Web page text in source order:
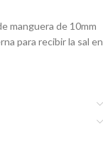
manguera de 10mm
para recibir la sal en